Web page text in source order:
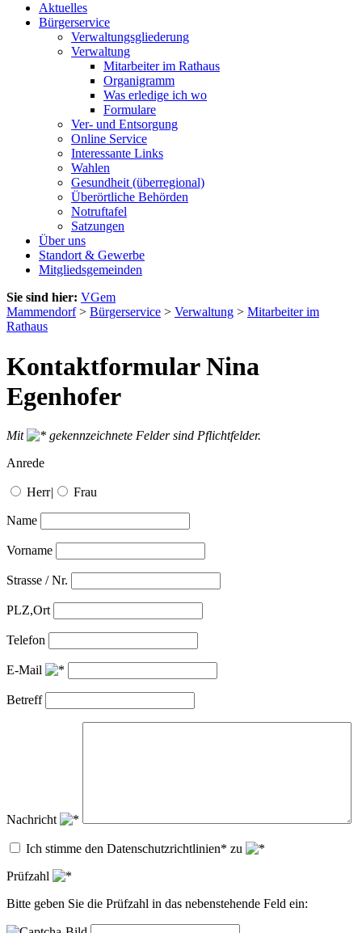
Aktuelles
Bürgerservice
Verwaltungsgliederung
Verwaltung
Mitarbeiter im Rathaus
Organigramm
Was erledige ich wo
Formulare
Ver- und Entsorgung
Online Service
Interessante Links
Wahlen
Gesundheit (überregional)
Überörtliche Behörden
Notruftafel
Satzungen
Über uns
Standort & Gewerbe
Mitgliedsgemeinden
Sie sind hier: VGem
Mammendorf> Bürgerservice > Verwaltung > Mitarbeiter im
Rathaus
Kontaktformular Nina
Egenhofer
Mit
gekennzeichnete Felder sind Pflichtfelder.
Anrede
Herr| Frau
Name
Vorname
Strasse / Nr.
PLZ,Ort
Telefon
E-Mail
Betreff
Nachricht
Ich stimme den Datenschutzrichtlinien* zu
Prüfzahl
Bitte geben Sie die Prüfzahl in das nebenstehende Feld ein: